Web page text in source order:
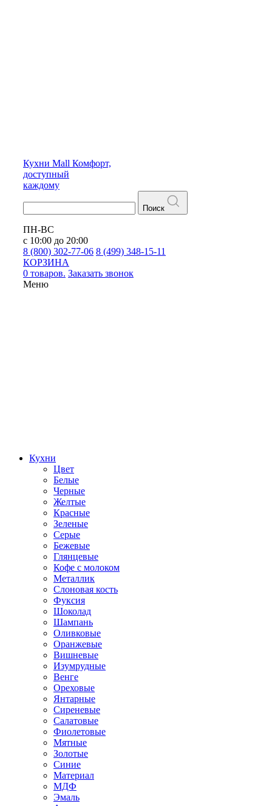
Кухни Mall Комфорт,
доступный
каждому
Поиск
ПН-ВС
с 10:00 до 20:00
8 (800) 302-77-06 8 (499) 348-15-11
КОРЗИНА
0 товаров. Заказать звонок
Меню
Кухни
Цвет
Белые
Черные
Желтые
Красные
Зеленые
Серые
Бежевые
Глянцевые
Кофе с молоком
Металлик
Слоновая кость
Фуксия
Шоколад
Шампань
Оливковые
Оранжевые
Вишневые
Изумрудные
Венге
Ореховые
Янтарные
Сиреневые
Салатовые
Фиолетовые
Мятные
Золотые
Синие
Материал
МДФ
Эмаль